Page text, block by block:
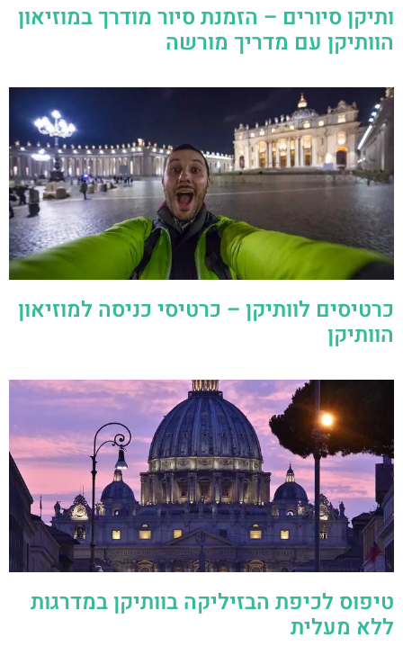
ותיקן סיורים – הזמנת סיור מודרך במוזיאון
הוותיקן עם מדריך מורשה
כרטיסים לוותיקן – כרטיסי כניסה למוזיאון
הוותיקן
טיפוס לכיפת הבזיליקה בוותיקן במדרגות
ללא מעלית